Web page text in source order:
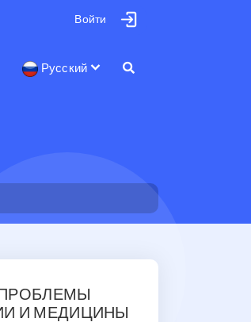
Войти
Русский
И МЕДИЦИНЫ